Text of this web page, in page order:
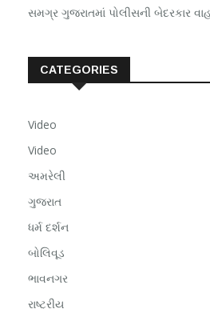
સમગ્ર ગુજરાતમાં પોલીસની બેદરકાર
CATEGORIES
Video
Video
અમરેલી
ગુજરાત
ધર્મ દર્શન
બોલિવૂડ
ભાવનગર
રાષ્ટ્રીય